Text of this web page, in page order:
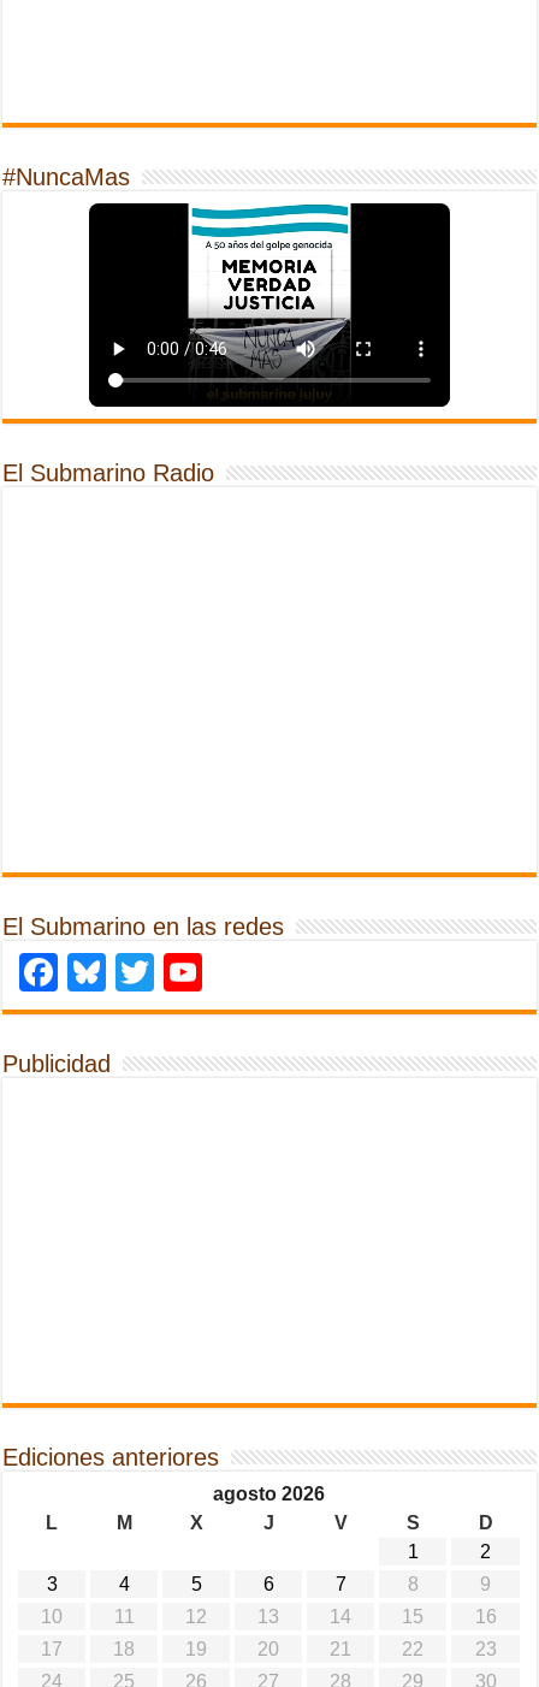
#NuncaMas
El Submarino Radio
El Submarino en las redes
Facebook
Bluesky
Twitter
Publicidad
Ediciones anteriores
agosto 2026
L
M X J V S
D
1
2
3
4 5 6 7 8
9
10
11 12 13 14 15
16
17
18 19 20 21 22
23
24
25 26 27 28 29
30